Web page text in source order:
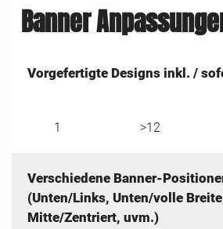
Banner
Vorgefertigte Designs inkl. /
1 >12
Verschiedene Banner-
(Unten/Links, Unten/volle
Mitte/Zentriert, uvm.)